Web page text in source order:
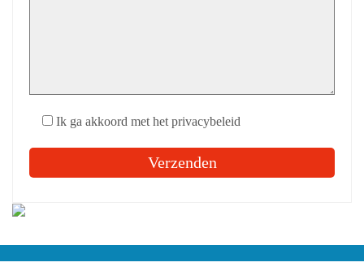
Ik ga akkoord met het privacybeleid